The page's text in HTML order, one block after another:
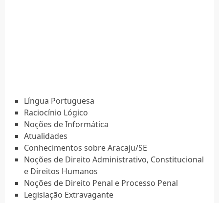
Língua Portuguesa
Raciocínio Lógico
Noções de Informática
Atualidades
Conhecimentos sobre Aracaju/SE
Noções de Direito Administrativo, Constitucional
e Direitos Humanos
Noções de Direito Penal e Processo Penal
Legislação Extravagante